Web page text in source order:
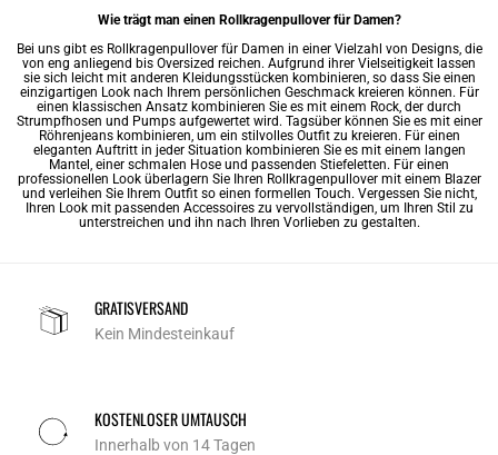
Wie trägt man einen Rollkragenpullover für Damen?
Bei uns gibt es Rollkragenpullover für Damen in einer Vielzahl von Designs, die
von eng anliegend bis Oversized reichen. Aufgrund ihrer Vielseitigkeit lassen
sie sich leicht mit anderen Kleidungsstücken kombinieren, so dass Sie einen
einzigartigen Look nach Ihrem persönlichen Geschmack kreieren können. Für
einen klassischen Ansatz kombinieren Sie es mit einem Rock, der durch
Strumpfhosen und Pumps aufgewertet wird. Tagsüber können Sie es mit einer
Röhrenjeans kombinieren, um ein stilvolles Outfit zu kreieren. Für einen
eleganten Auftritt in jeder Situation kombinieren Sie es mit einem langen
Mantel, einer schmalen Hose und passenden Stiefeletten. Für einen
professionellen Look überlagern Sie Ihren Rollkragenpullover mit einem Blazer
und verleihen Sie Ihrem Outfit so einen formellen Touch. Vergessen Sie nicht,
Ihren Look mit passenden Accessoires zu vervollständigen, um Ihren Stil zu
unterstreichen und ihn nach Ihren Vorlieben zu gestalten.
GRATISVERSAND
Kein Mindesteinkauf
KOSTENLOSER UMTAUSCH
Innerhalb von 14 Tagen